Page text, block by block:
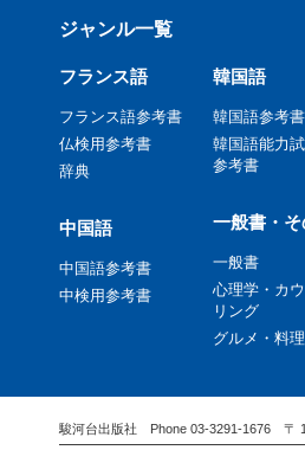
ジャンル一覧
フランス語
フランス語参考書
仏検用参考書
辞典
中国語
中国語参考書
中検用参考書
韓国語
韓国語参考書
韓国語能力
参考書
一般書・
一般書
心理学・カ
リング
グルメ・料理
駿河台出版社 Phone 03-3291-1676 〒